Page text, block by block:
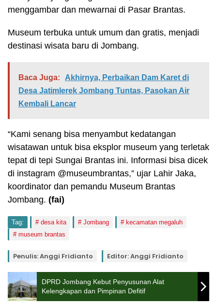
menggambar dan mewarnai di Pasar Brantas.
Museum terbuka untuk umum dan gratis, menjadi
destinasi wisata baru di Jombang.
Baca Juga:
Akhirnya, Perbaikan Dam Karet di
Desa Jatimlerek Jombang Tuntas, Pasokan Air
Kembali Lancar
“Kami senang bisa menyambut kedatangan
wisatawan untuk bisa eksplor museum yang terletak
tepat di tepi Sungai Brantas ini. Informasi bisa dicek
di instagram @museumbrantas,” ujar Lahir Jaka,
koordinator dan pemandu Museum Brantas
Jombang. (fai)
Tag: desa kita Jombang
kecamatan megaluh
museum brantas
Penulis: Anggi Fridianto Editor: Anggi Fridianto
DPRD Jombang Kebut Penyusunan Alat
Kelengkapan dan Pimpinan Defitif